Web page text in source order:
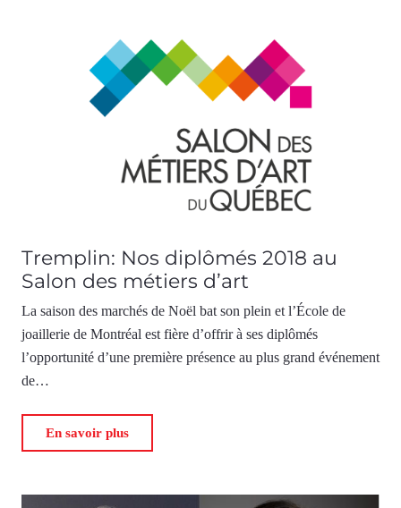
Tremplin: Nos diplômés 2018 au
Salon des métiers d’art
La saison des marchés de Noël bat son plein et l’École de
joaillerie de Montréal est fière d’offrir à ses diplômés
l’opportunité d’une première présence au plus grand événement
de…
En savoir plus